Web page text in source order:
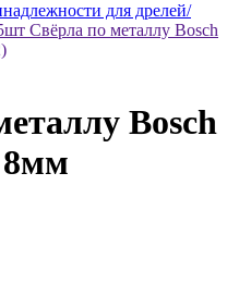
для дрелей/
Свёрла по металлу Bosch
Bosch
8мм